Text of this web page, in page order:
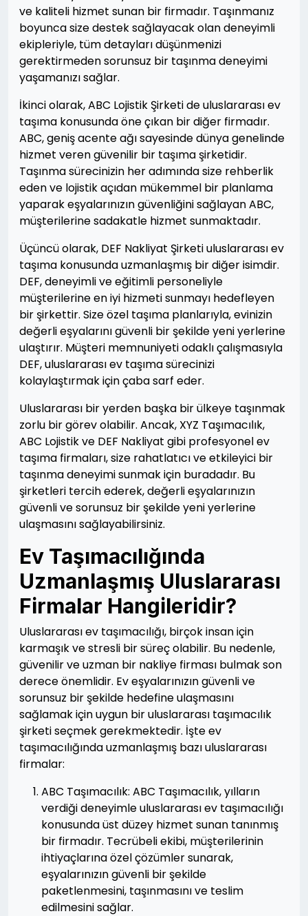
ve kaliteli hizmet sunan bir firmadır. Taşınmanız
boyunca size destek sağlayacak olan deneyimli
ekipleriyle, tüm detayları düşünmenizi
gerektirmeden sorunsuz bir taşınma deneyimi
yaşamanızı sağlar.
İkinci olarak, ABC Lojistik Şirketi de uluslararası ev
taşıma konusunda öne çıkan bir diğer firmadır.
ABC, geniş acente ağı sayesinde dünya genelinde
hizmet veren güvenilir bir taşıma şirketidir.
Taşınma sürecinizin her adımında size rehberlik
eden ve lojistik açıdan mükemmel bir planlama
yaparak eşyalarınızın güvenliğini sağlayan ABC,
müşterilerine sadakatle hizmet sunmaktadır.
Üçüncü olarak, DEF Nakliyat Şirketi uluslararası ev
taşıma konusunda uzmanlaşmış bir diğer isimdir.
DEF, deneyimli ve eğitimli personeliyle
müşterilerine en iyi hizmeti sunmayı hedefleyen
bir şirkettir. Size özel taşıma planlarıyla, evinizin
değerli eşyalarını güvenli bir şekilde yeni yerlerine
ulaştırır. Müşteri memnuniyeti odaklı çalışmasıyla
DEF, uluslararası ev taşıma sürecinizi
kolaylaştırmak için çaba sarf eder.
Uluslararası bir yerden başka bir ülkeye taşınmak
zorlu bir görev olabilir. Ancak, XYZ Taşımacılık,
ABC Lojistik ve DEF Nakliyat gibi profesyonel ev
taşıma firmaları, size rahatlatıcı ve etkileyici bir
taşınma deneyimi sunmak için buradadır. Bu
şirketleri tercih ederek, değerli eşyalarınızın
güvenli ve sorunsuz bir şekilde yeni yerlerine
ulaşmasını sağlayabilirsiniz.
Ev Taşımacılığında
Uzmanlaşmış Uluslararası
Firmalar Hangileridir?
Uluslararası ev taşımacılığı, birçok insan için
karmaşık ve stresli bir süreç olabilir. Bu nedenle,
güvenilir ve uzman bir nakliye firması bulmak son
derece önemlidir. Ev eşyalarınızın güvenli ve
sorunsuz bir şekilde hedefine ulaşmasını
sağlamak için uygun bir uluslararası taşımacılık
şirketi seçmek gerekmektedir. İşte ev
taşımacılığında uzmanlaşmış bazı uluslararası
firmalar:
ABC Taşımacılık: ABC Taşımacılık, yılların
verdiği deneyimle uluslararası ev taşımacılığı
konusunda üst düzey hizmet sunan tanınmış
bir firmadır. Tecrübeli ekibi, müşterilerinin
ihtiyaçlarına özel çözümler sunarak,
eşyalarınızın güvenli bir şekilde
paketlenmesini, taşınmasını ve teslim
edilmesini sağlar.